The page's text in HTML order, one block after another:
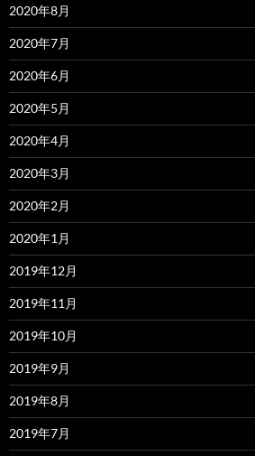
2020年8月
2020年7月
2020年6月
2020年5月
2020年4月
2020年3月
2020年2月
2020年1月
2019年12月
2019年11月
2019年10月
2019年9月
2019年8月
2019年7月